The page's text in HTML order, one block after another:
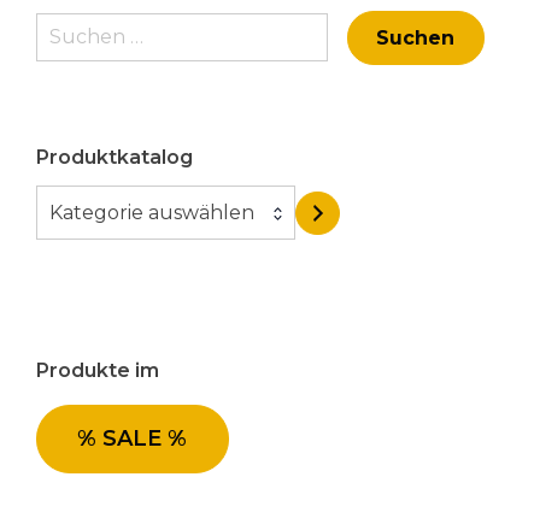
Suchen
nach:
Produktkatalog
a
r
e
a
Kategorie auswählen
Produkte im
% SALE %